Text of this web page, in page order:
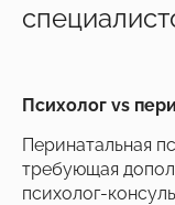
Психолог vs
Перинатальная
требующая
психолог-